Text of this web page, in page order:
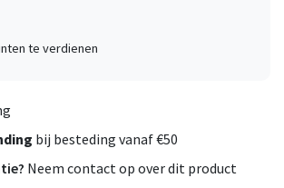
te verdienen
bij besteding vanaf €50
Neem contact op over dit product